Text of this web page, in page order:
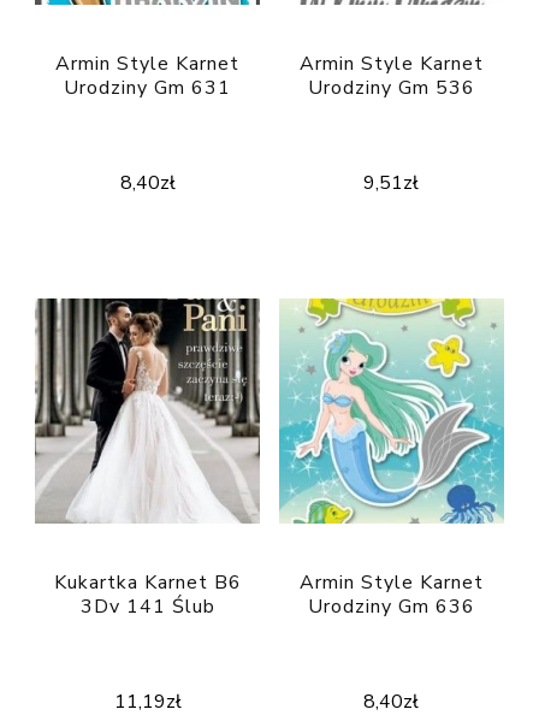
Armin Style Karnet
Urodziny Gm 631
8,40zł
Armin Style Karnet
Urodziny Gm 536
9,51zł
Kukartka Karnet B6
3Dv 141 Ślub
11,19zł
Armin Style Karnet
Urodziny Gm 636
8,40zł